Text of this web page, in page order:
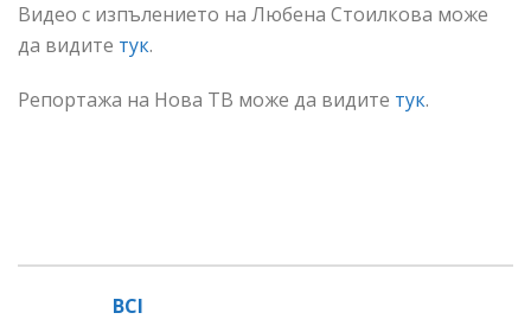
Видео с изпълението на Любена Стоилкова може
да видите тук.
Репортажа на Нова ТВ може да видите тук.
BCI